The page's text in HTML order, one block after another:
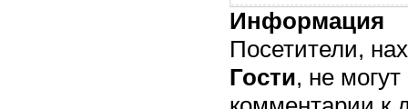
Информация
Посетители,
Гости, не